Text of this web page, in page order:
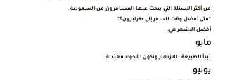
من أكثر الأسئلة التي يبحث عنها المسافرون من السعودية:
"متى أفضل وقت للسفر إلى طرابزون؟"
أفضل الأشهر هي:
مايو
تبدأ الطبيعة بالازدهار وتكون الأجواء معتدلة.
يونيو